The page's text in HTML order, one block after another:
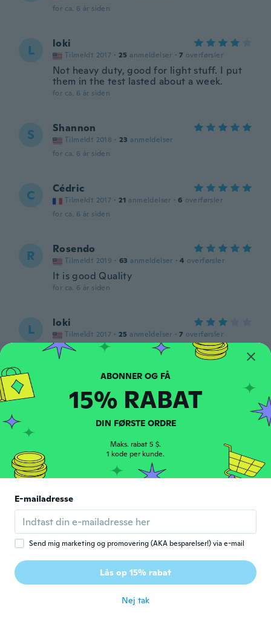
for ca. 6 år siden
L loki
Tilmeldt 2017 · 25 anmeldelser · 7 overførsler
Not heavy duty, good for light stuff. I put
them in the test lasted about a week.
for ca. 6 år siden
S Shannon
Tilmeldt 2018 · 23 anmeldelser
for ca. 6 år siden
C Cédric
Tilmeldt 2017 · 21 anmeldelser · 6 overførsler
for ca. 6 år siden
R Rosendo
Tilmeldt 2019 · 63 anmeldelser · 4 overførsler
It is good Quality
for ca. 6 år siden
L loki
Tilmeldt 2017 · 25 anmeldelser · 7 overførsler
I put them through hell lasted about a
week, get what you pay for. Good for light
M 65
Sean
Pretty good fit, the fingertips are not as
grippy as I thought.
for ca. 6 år siden
Skalp
Tilmeldt 2018 · 50 anmeldelser
15% RABAT
DIN FØRSTE ORDRE
Maks. rabat 5 $.
1 kode per kunde.
E-mailadresse
Send mig marketing og promovering (AKA besparelser!) via e-mail
Lås op 15% rabat
Nej tak